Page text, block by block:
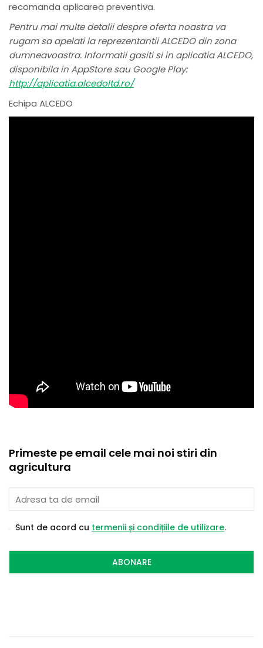
recomanda aplicarea preventiva.
Pentru mai multe detalii despre oferta noastra va
rugam sa apelati la reprezentantii ALCEDO din zona
dumneavoastra. Informatii gasiti si in aplicatia ALCEDO,
disponibila in AppStore sau Google Play:
http://aplicatia.alcedoltd.ro/
Echipa ALCEDO
Primeste pe email cele mai noi stiri din
agricultura
Sunt de acord cu termenii și condițiile de utilizare.
ABONARE